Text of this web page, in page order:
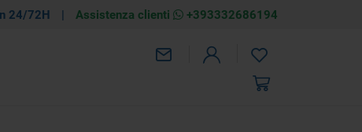
24/72H | Assistenza clienti +393332686194